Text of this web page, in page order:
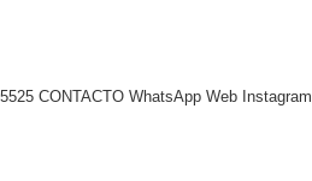
CONTACTO WhatsApp Web Instagram